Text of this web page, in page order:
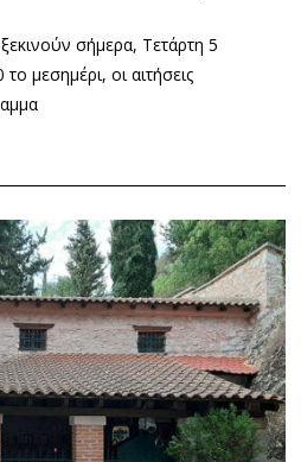
σήμερα, Τετάρτη 5
μεσημέρι, οι αιτήσεις